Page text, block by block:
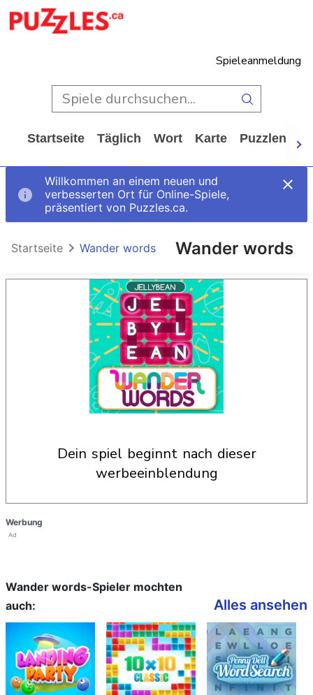
Spieleanmeldung
Startseite Täglich Wort Karte Puzzlen
Willkommen an einem neuen und
verbesserten Ort für Online-Spiele,
präsentiert von Puzzles.ca.
Wander words
Startseite Wander words
dein spiel beginnt nach dieser
werbeeinblendung
Werbung
Ad
Wander words-Spieler mochten
auch:
Alles ansehen